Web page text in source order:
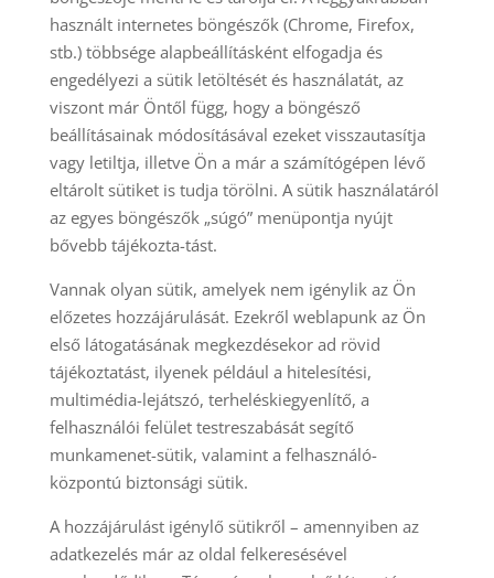
használt internetes böngészők (Chrome, Firefox,
stb.) többsége alapbeállításként elfogadja és
engedélyezi a sütik letöltését és használatát, az
viszont már Öntől függ, hogy a böngésző
beállításainak módosításával ezeket visszautasítja
vagy letiltja, illetve Ön a már a számítógépen lévő
eltárolt sütiket is tudja törölni. A sütik használatáról
az egyes böngészők „súgó” menüpontja nyújt
bővebb tájékozta-tást.
Vannak olyan sütik, amelyek nem igénylik az Ön
előzetes hozzájárulását. Ezekről weblapunk az Ön
első látogatásának megkezdésekor ad rövid
tájékoztatást, ilyenek például a hitelesítési,
multimédia-lejátszó, terheléskiegyenlítő, a
felhasználói felület testreszabását segítő
munkamenet-sütik, valamint a felhasználó-
központú biztonsági sütik.
A hozzájárulást igénylő sütikről – amennyiben az
adatkezelés már az oldal felkeresésével